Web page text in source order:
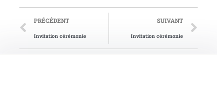
PRÉCÉDENT
Invitation cérémonie
SUIVANT
Invitation cérémonie